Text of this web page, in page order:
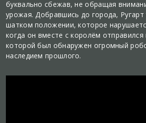
буквально сбежав, не обращая
урожая. Добравшись до города, Ругарт
шатком положении, которое
когда он вместе с королём
которой был обнаружен огромный
наследием прошлого.